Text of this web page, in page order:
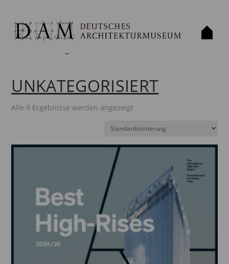
UNKATEGORISIERT
Alle 9 Ergebnisse werden angezeigt